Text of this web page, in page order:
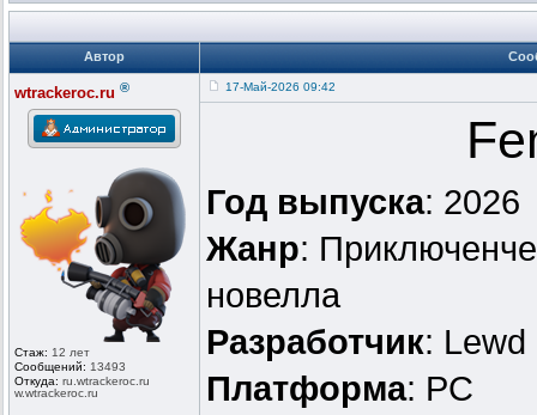
Автор
wtrackeroc.ru ®
Стаж: 12 лет
Сообщений: 13493
Откуда: ru.wtrackeroc.ru
w.wtrackeroc .ru
17-Май-2026 09:42
Год выпуска: 2026
Жанр:
новелла
Разработчик: Lewd
Платформа: PC